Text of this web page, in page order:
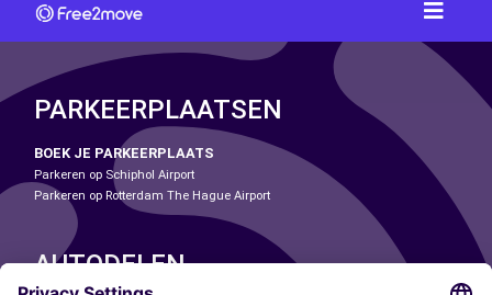
PARKEERPLAATSEN
BOEK JE PARKEERPLAATS
Parkeren op Schiphol Airport
Parkeren op Rotterdam The Hague Airport
AUTODELEN